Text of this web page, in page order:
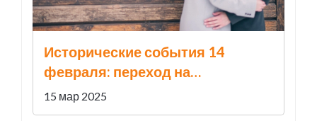
Исторические события 14
февраля: переход на
григорианский календарь, 200
лет Каюму Насыри и 20 лет с
15 мар 2025